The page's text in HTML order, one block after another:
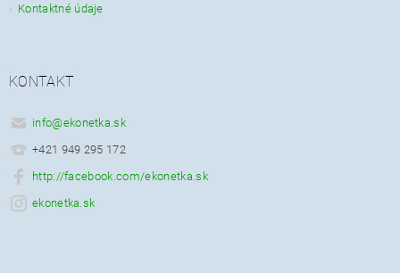
Kontaktné údaje
KONTAKT
info@ekonetka.sk
+421 949 295 172
http://facebook.com/ekonetka.sk
ekonetka.sk